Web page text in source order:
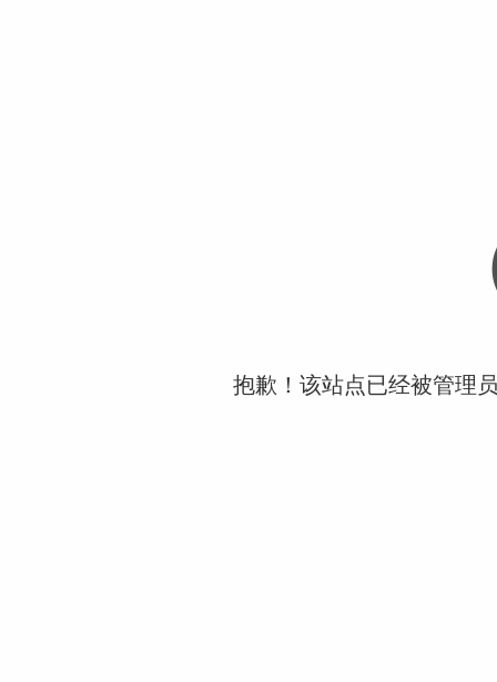
抱歉！该站点已经被管理